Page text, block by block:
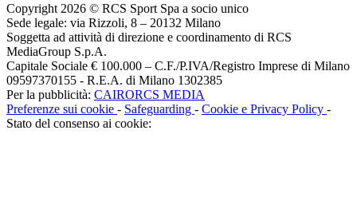
Copyright 2026 © RCS Sport Spa a socio unico
Sede legale: via Rizzoli, 8 – 20132 Milano
Soggetta ad attività di direzione e coordinamento di RCS
MediaGroup S.p.A.
Capitale Sociale € 100.000 – C.F./P.IVA/Registro Imprese di Milano
09597370155 - R.E.A. di Milano 1302385
Per la pubblicità: CAIRORCS MEDIA
Preferenze sui cookie - Safeguarding - Cookie e Privacy Policy -
Stato del consenso ai cookie: